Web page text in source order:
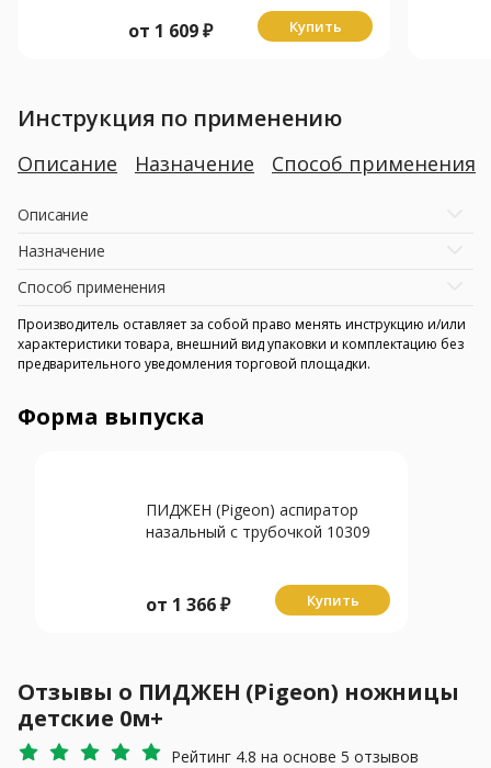
от 1 609₽ Купить
Инструкция по применению
Описание Назначение Способ применения
Описание
Назначение
Способ применения
Производитель оставляет за собой право менять инструкцию и/или
характеристики товара, внешний вид упаковки и комплектацию без
предварительного уведомления торговой площадки.
Форма выпуска
ПИДЖЕН (Pigeon) аспиратор
назальный с трубочкой 10309
от 1 366₽ Купить
Отзывы о ПИДЖЕН (Pigeon) ножницы
детские 0м+
Рейтинг 4.8 на основе 5 отзывов